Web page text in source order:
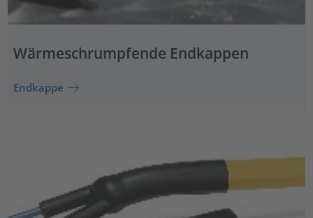
Wärmeschrumpfende Endkappen
Endkappe